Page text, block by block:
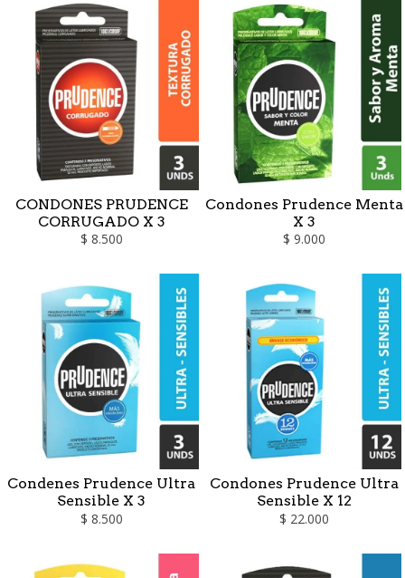
CONDONES PRUDENCE
CORRUGADO X 3
$ 8.500
Condones Prudence Menta
X 3
$ 9.000
Condenes Prudence Ultra
Sensible X 3
$ 8.500
Condones Prudence Ultra
Sensible X 12
$ 22.000